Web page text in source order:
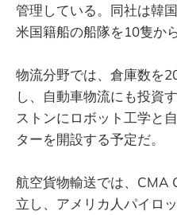
管理している。同社は韓
米国籍船の船隊を10隻か
物流分野では、倉庫数を
し、自動車物流にも投資
ストンにロボット工学と
ターを開設する予定だ。
航空貨物輸送では、CMA
立し、アメリカ人パイロ